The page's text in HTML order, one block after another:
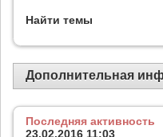
Найти темы
Дополнительная
Последняя активность
23.02.2016 11:03